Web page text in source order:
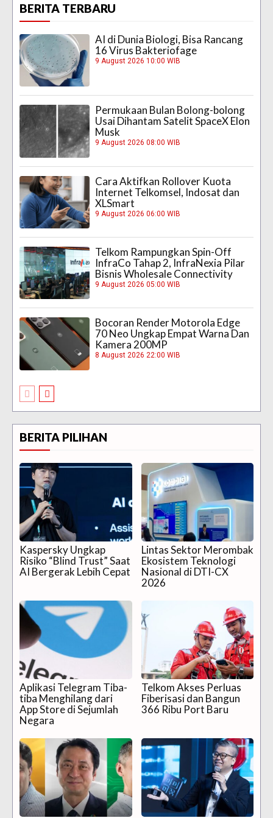
BERITA TERBARU
AI di Dunia Biologi, Bisa Rancang
16 Virus Bakteriofage
9 August 2026 10:00 WIB
Permukaan Bulan Bolong-bolong
Usai Dihantam Satelit SpaceX Elon
Musk
9 August 2026 08:00 WIB
Cara Aktifkan Rollover Kuota
Internet Telkomsel, Indosat dan
XLSmart
9 August 2026 06:00 WIB
Telkom Rampungkan Spin-Off
InfraCo Tahap 2, InfraNexia Pilar
Bisnis Wholesale Connectivity
9 August 2026 05:00 WIB
Bocoran Render Motorola Edge
70 Neo Ungkap Empat Warna Dan
Kamera 200MP
8 August 2026 22:00 WIB
BERITA PILIHAN
Kaspersky Ungkap
Risiko “Blind Trust” Saat
AI Bergerak Lebih Cepat
Lintas Sektor Merombak
Ekosistem Teknologi
Nasional di DTI-CX
2026
Aplikasi Telegram Tiba-
tiba Menghilang dari
App Store di Sejumlah
Negara
Telkom Akses Perluas
Fiberisasi dan Bangun
366 Ribu Port Baru